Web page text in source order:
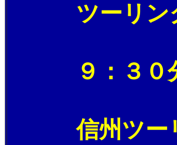
ツーリング
９：３０分
信州ツーリ